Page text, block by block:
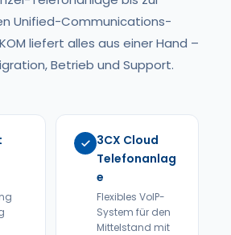
Unified-Communications-
liefert alles aus einer Hand –
Betrieb und Support.
3CX Cloud
Telefonanlag
e
Flexibles VoIP-
System für den
Mittelstand mit